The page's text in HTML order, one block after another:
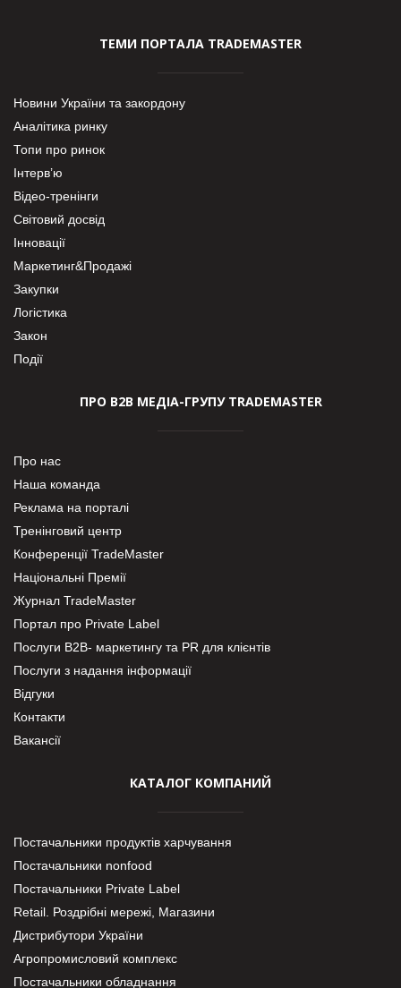
ТЕМИ ПОРТАЛА TRADEMASTER
Новини України та закордону
Аналітика ринку
Топи про ринок
Інтерв’ю
Відео-тренінги
Світовий досвід
Інновації
Маркетинг&Продажі
Закупки
Логістика
Закон
Події
ПРО В2В МЕДІА-ГРУПУ TRADEMASTER
Про нас
Наша команда
Реклама на порталі
Тренінговий центр
Конференції TradeMaster
Національні Премії
Журнал TradeMaster
Портал про Private Label
Послуги В2В- маркетингу та PR для клієнтів
Послуги з надання інформації
Відгуки
Контакти
Вакансії
КАТАЛОГ КОМПАНИЙ
Постачальники продуктів харчування
Постачальники nonfood
Постачальники Private Label
Retail. Роздрібні мережі, Магазини
Дистрибутори України
Агропромисловий комплекс
Постачальники обладнання